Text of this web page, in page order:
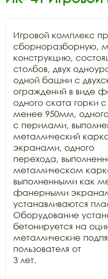
Игровой комплекс
сборноразборную,
конструкцию,
столбов, двух
одной башни с
ограждений в виде
одного ската горки
менее 950мм,
с перилами,
металлический
экранами, одного
перехода,
металлическом
выполненными как
фанерными
устанавливаются
Оборудование
бетонируется на
металлические
пользователя от
3 лет.